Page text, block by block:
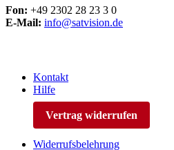
Fon: +49 2302 28 23 3 0
E-Mail: info@satvision.de
Kontakt
Hilfe
Vertrag widerrufen
Widerrufsbelehrung